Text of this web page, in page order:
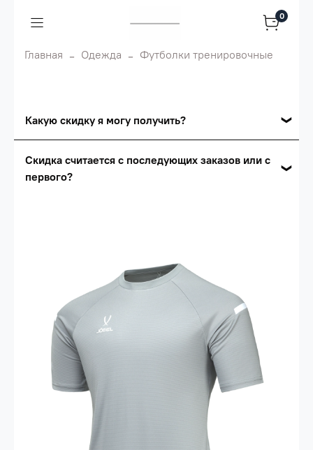
0
Главная Одежда Футболки тренировочные
Какую скидку я могу получить?
Сумма скидки зависит от стоимости вашего
(30%) -сумма всех заказов за 6 месяцев -
30.000 рублей.
Опт 3(33%)- сумма всех заказов за 6 месяцев
Опт 2 (36%)
- сумма всех заказов за 6 месяцев
(38%) -
сумма всех заказов за 6 месяцев -
Скидка считается с последующих заказов или с
первого?